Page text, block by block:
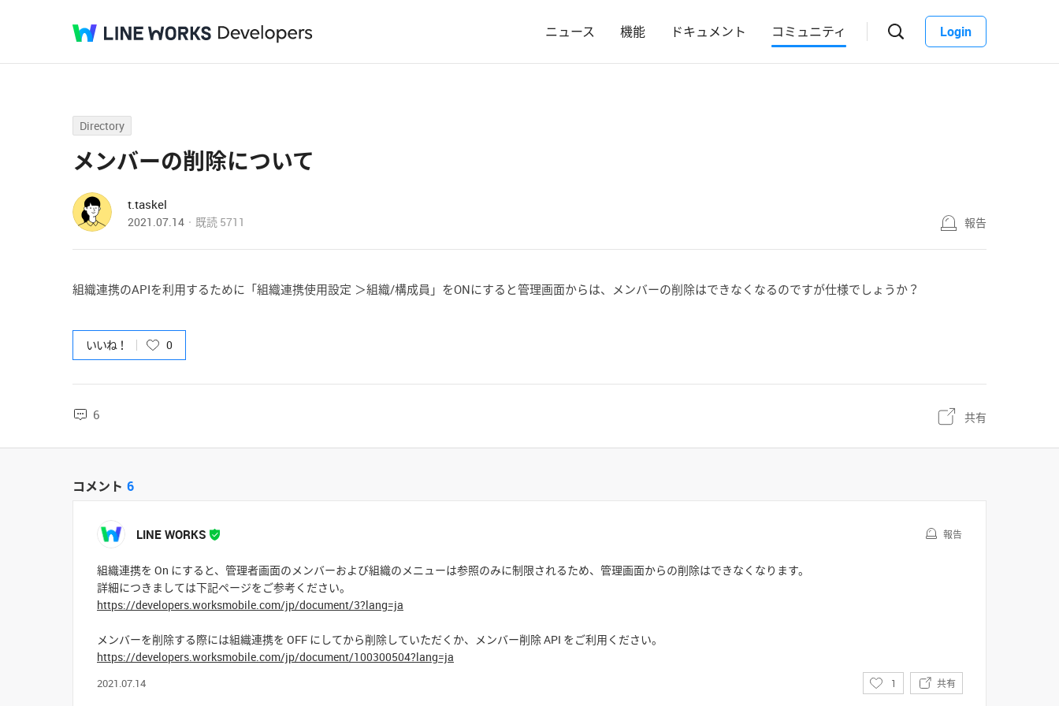
ニュース 機能 ドキュメント コミュニティ Login
Directory
メンバーの削除について
t.taskel
2021.07.14 既読 5711 報告
組織連携のAPIを利用するために「組織連携使用設定 ＞組織/構成員」をONにすると管理画面からは、メンバーの削除はできなくなるのですが仕様でしょうか？
いいね！ 0
6 共有
コメント 6
LINE WORKS 報告
組織連携を On にすると、管理者画面のメンバーおよび組織のメニューは参照のみに制限されるため、管理画面からの削除はできなくなります。
詳細につきましては下記ページをご参考ください。
https://developers.worksmobile.com/jp/document/3?lang=ja
メンバーを削除する際には組織連携を OFF にしてから削除していただくか、メンバー削除 API をご利用ください。
https://developers.worksmobile.com/jp/document/100300504?lang=ja
2021.07.14
い
1 共有